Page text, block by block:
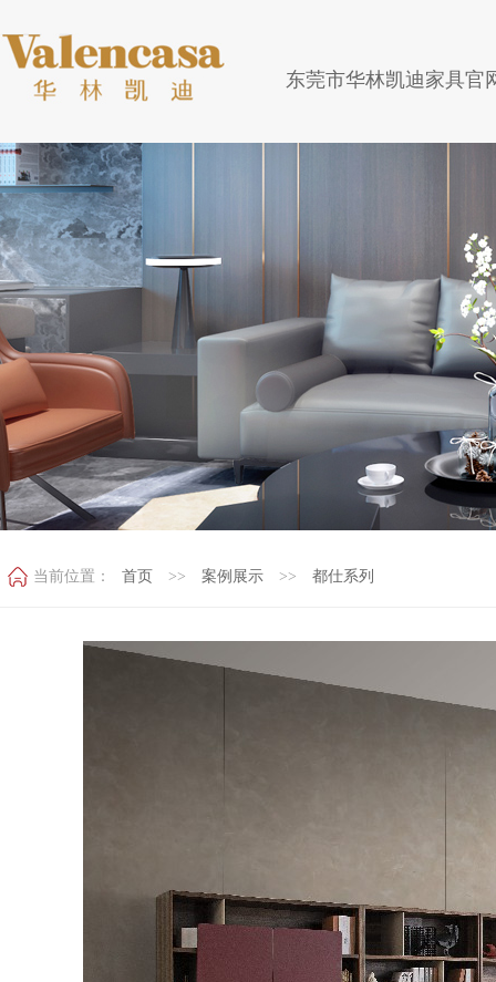
东莞市华林凯迪家具官
当前位置： 首页 >> 案例展示 >> 都仕系列